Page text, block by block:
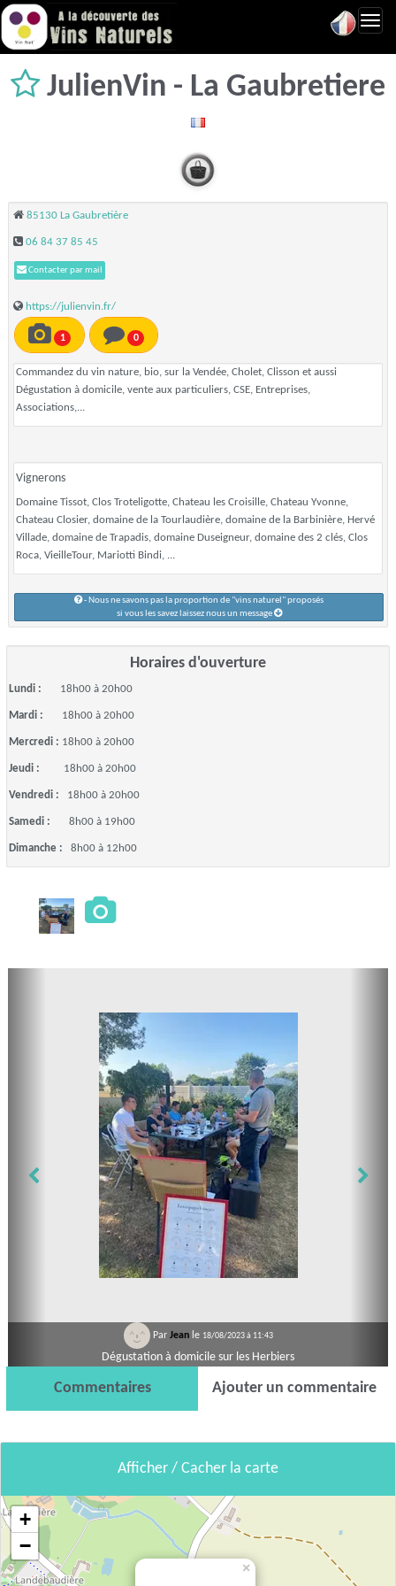
JulienVin - La Gaubretiere
85130 La Gaubretière
06 84 37 85 45
Contacter par mail
https://julienvin.fr/
1 0
Commandez du vin nature, bio, sur la Vendée, Cholet, Clisson et aussi
Dégustation à domicile, vente aux particuliers, CSE, Entreprises,
Associations,...
Vignerons
Domaine Tissot, Clos Troteligotte, Chateau les Croisille, Chateau Yvonne,
Chateau Closier, domaine de la Tourlaudière, domaine de la Barbinière, Hervé
Villade, domaine de Trapadis, domaine Duseigneur, domaine des 2 clés, Clos
Roca, VieilleTour, Mariotti Bindi, ...
- Nous ne savons pas la proportion de "vins naturel" proposés
si vous les savez laissez nous un message
Horaires d'ouverture
Lundi : 18h00 à 20h00
Mardi : 18h00 à 20h00
Mercredi : 18h00 à 20h00
Jeudi : 18h00 à 20h00
Vendredi : 18h00 à 20h00
Samedi : 8h00 à 19h00
Dimanche : 8h00 à 12h00
Par Jean le 18/08/2023 à 11:43
Dégustation à domicile sur les Herbiers
Commentaires Ajouter un commentaire
Afficher / Cacher la carte
×
+
−